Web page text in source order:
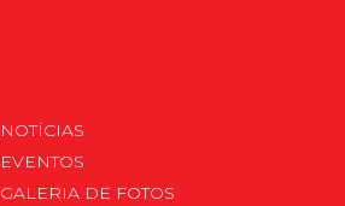
NOTÍCIAS
EVENTOS
GALERIA DE FOTOS